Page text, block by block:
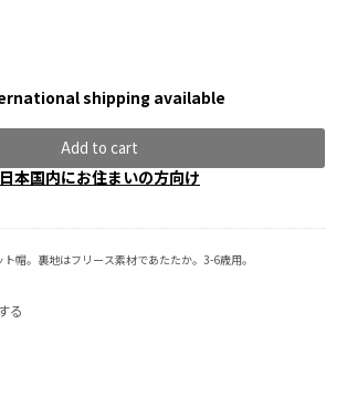
shipping available
Add to cart
日本国内にお住まいの方向け
帽。裏地はフリース素材であたたか。3-6歳用。
る